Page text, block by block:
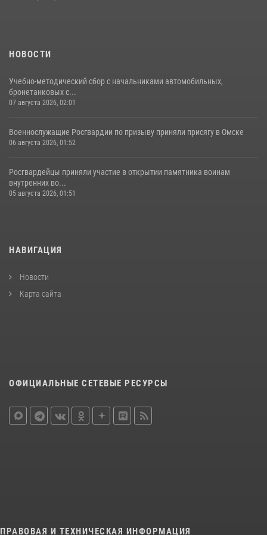
НОВОСТИ
Учебно-методический сбор с начальниками автомобильных,
бронетанковых с...
07 августа 2026, 02:01
Военнослужащие Росгвардии по призыву приняли присягу в Омске
06 августа 2026, 01:52
Росгвардейцы приняли участие в открытии памятника воинам
внутренних во...
05 августа 2026, 01:51
НАВИГАЦИЯ
Новости
Карта сайта
ОФИЦИАЛЬНЫЕ СЕТЕВЫЕ РЕСУРСЫ
ПРАВОВАЯ И ТЕХНИЧЕСКАЯ ИНФОРМАЦИЯ